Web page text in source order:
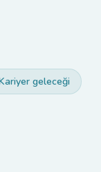
geleceği